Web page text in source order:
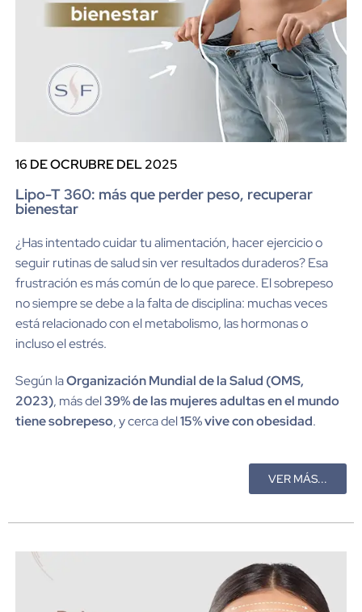
16 DE OCRUBRE DEL 2025
Lipo-T 360: más que perder peso, recuperar
bienestar
¿Has intentado cuidar tu alimentación, hacer ejercicio o
seguir rutinas de salud sin ver resultados duraderos? Esa
frustración es más común de lo que parece. El sobrepeso
no siempre se debe a la falta de disciplina: muchas veces
está relacionado con el metabolismo, las hormonas o
incluso el estrés.
Según laOrganización Mundial de la Salud (OMS,
2023), más del39% de las mujeres adultas en el mundo
tiene sobrepeso, y cerca del15% vive con obesidad.
VER MÁS...